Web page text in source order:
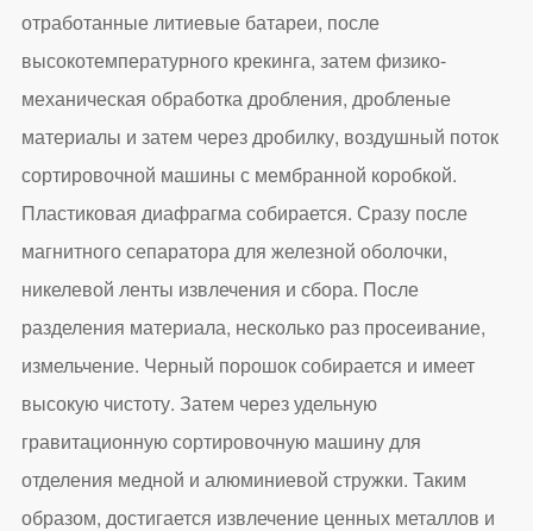
отработанные литиевые батареи, после
высокотемпературного крекинга, затем физико-
механическая обработка дробления, дробленые
материалы и затем через дробилку, воздушный поток
сортировочной машины с мембранной коробкой.
Пластиковая диафрагма собирается. Сразу после
магнитного сепаратора для железной оболочки,
никелевой ленты извлечения и сбора. После
разделения материала, несколько раз просеивание,
измельчение. Черный порошок собирается и имеет
высокую чистоту. Затем через удельную
гравитационную сортировочную машину для
отделения медной и алюминиевой стружки. Таким
образом, достигается извлечение ценных металлов и